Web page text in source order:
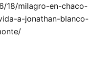
18/milagro-en-chaco-
a-jonathan-blanco-